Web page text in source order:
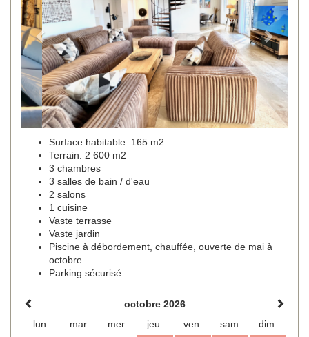
Surface habitable: 165 m2
Terrain: 2 600 m2
3 chambres
3 salles de bain / d'eau
2 salons
1 cuisine
Vaste terrasse
Vaste jardin
Piscine à débordement, chauffée, ouverte de mai à
octobre
Parking sécurisé
octobre 2026
lun.
mar. mer. jeu. ven. sam.
dim.